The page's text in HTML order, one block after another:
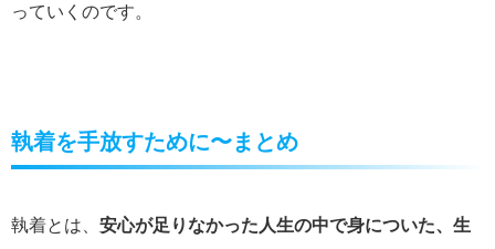
っていくのです。
執着を手放すために〜まとめ
執着とは、 安心が足りなかった人生の中で身についた、生